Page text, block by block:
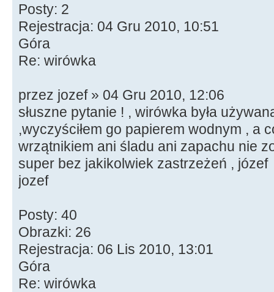
Posty: 2
Rejestracja: 04 Gru 2010, 10:51
Góra
Re: wirówka
przez jozef » 04 Gru 2010, 12:06
słuszne pytanie ! , wirówka była
,wyczyściłem go papierem wodnym , a
wrzątnikiem ani śladu ani zapachu nie
super bez jakikolwiek zastrzeżeń , józef
jozef
Posty: 40
Obrazki: 26
Rejestracja: 06 Lis 2010, 13:01
Góra
Re: wirówka